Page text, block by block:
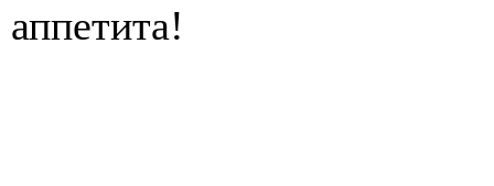
аппетита!